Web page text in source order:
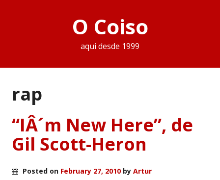
O Coiso
aqui desde 1999
rap
“IÂ´m New Here”, de
Gil Scott-Heron
Posted on February 27, 2010 by Artur